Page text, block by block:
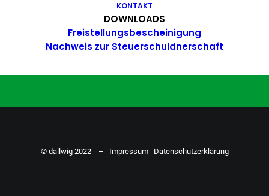
KONTAKT
DOWNLOADS
Freistellungsbescheinigung
Nachweis zur Steuerschuldnerschaft
ZU DEN STELLENANGEBOTEN
© dallwig 2022 – Impressum Datenschutzerklärung